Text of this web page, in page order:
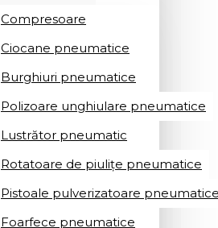
Compresoare
Ciocane pneumatice
Burghiuri pneumatice
Polizoare unghiulare pneumatice
Lustrător pneumatic
Rotatoare de piulițe pneumatice
Pistoale pulverizatoare
Foarfece pneumatice